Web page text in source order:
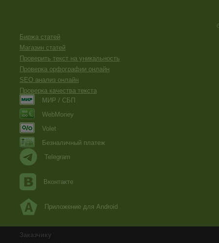
Биржа статей
Магазин статей
Проверить текст на уникальность
Проверка орфографии онлайн
SEO анализ онлайн
Проверка качества текста
МИР / СБП
WebMoney
Volet
Безналичный платеж
Telegram
Вконтакте
Приложение для Android
Заказчику